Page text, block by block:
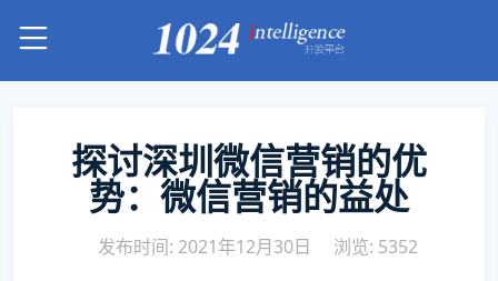
探讨深圳微信营销的优
势：微信营销的益处
发布时间: 2021年12月30日 浏览: 5352